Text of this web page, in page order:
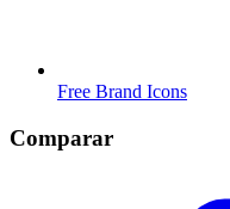
Free Brand Icons
Comparar